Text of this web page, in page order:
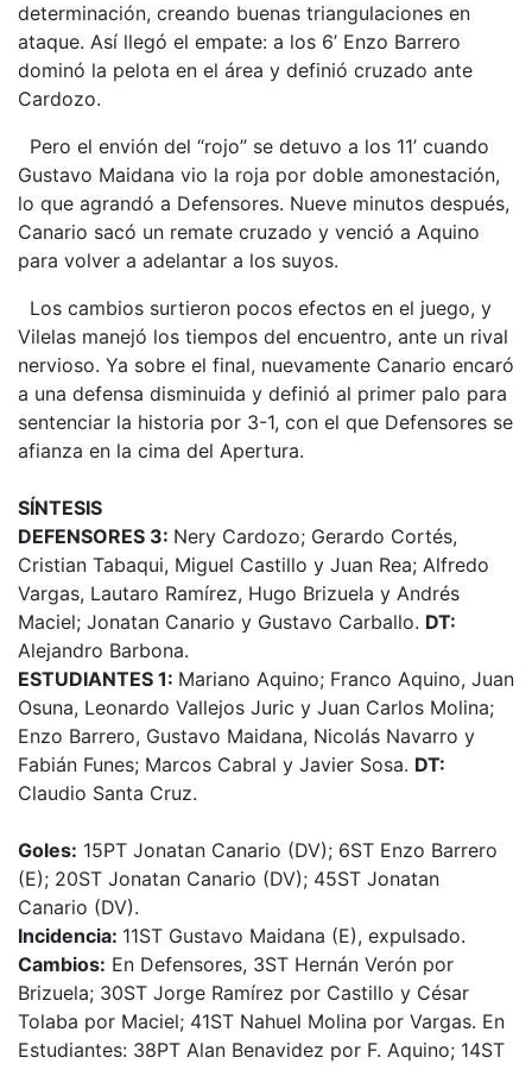
determinación, creando buenas triangulaciones en
ataque. Así llegó el empate: a los 6’ Enzo Barrero
dominó la pelota en el área y definió cruzado ante
Cardozo.
Pero el envión del “rojo” se detuvo a los 11’ cuando
Gustavo Maidana vio la roja por doble amonestación,
lo que agrandó a Defensores. Nueve minutos después,
Canario sacó un remate cruzado y venció a Aquino
para volver a adelantar a los suyos.
Los cambios surtieron pocos efectos en el juego, y
Vilelas manejó los tiempos del encuentro, ante un rival
nervioso. Ya sobre el final, nuevamente Canario encaró
a una defensa disminuida y definió al primer palo para
sentenciar la historia por 3-1, con el que Defensores se
afianza en la cima del Apertura.
SÍNTESIS
DEFENSORES 3: Nery Cardozo; Gerardo Cortés,
Cristian Tabaqui, Miguel Castillo y Juan Rea; Alfredo
Vargas, Lautaro Ramírez, Hugo Brizuela y Andrés
Maciel; Jonatan Canario y Gustavo Carballo. DT:
Alejandro Barbona.
ESTUDIANTES 1: Mariano Aquino; Franco Aquino, Juan
Osuna, Leonardo Vallejos Juric y Juan Carlos Molina;
Enzo Barrero, Gustavo Maidana, Nicolás Navarro y
Fabián Funes; Marcos Cabral y Javier Sosa. DT:
Claudio Santa Cruz.
Goles: 15PT Jonatan Canario (DV); 6ST Enzo Barrero
(E); 20ST Jonatan Canario (DV); 45ST Jonatan
Canario (DV).
Incidencia: 11ST Gustavo Maidana (E), expulsado.
Cambios: En Defensores, 3ST Hernán Verón por
Brizuela; 30ST Jorge Ramírez por Castillo y César
Tolaba por Maciel; 41ST Nahuel Molina por Vargas. En
Estudiantes: 38PT Alan Benavidez por F. Aquino; 14ST